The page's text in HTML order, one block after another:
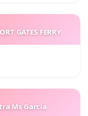
GATES FERRY
Ms García